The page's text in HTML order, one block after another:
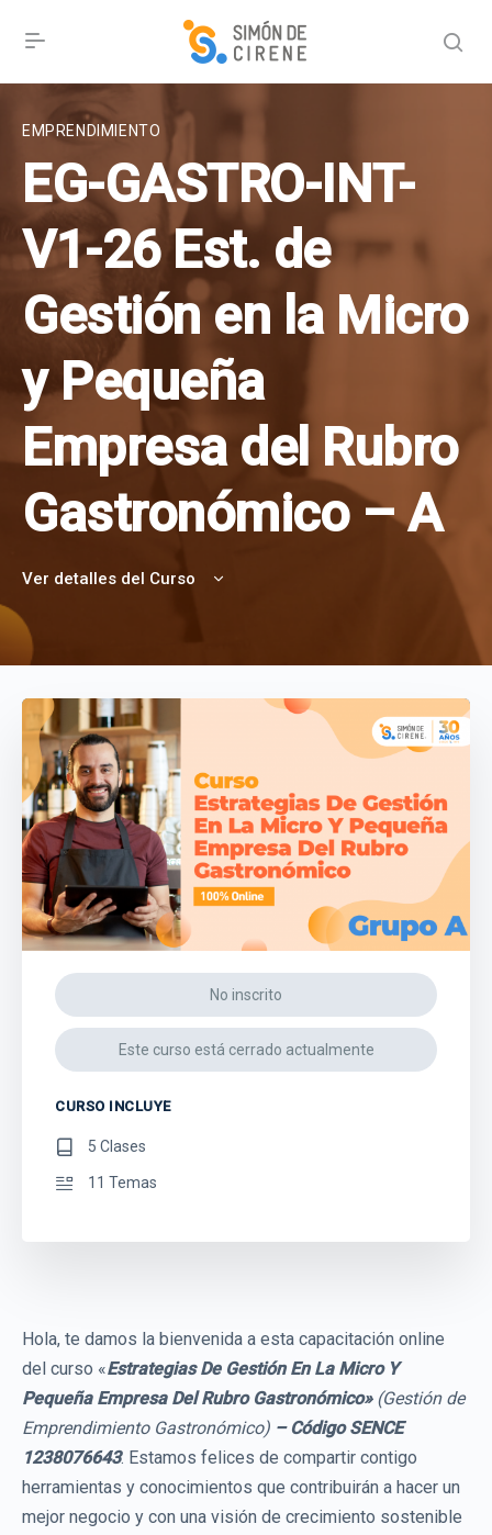
EMPRENDIMIENTO
EG-GASTRO-INT-
V1-26 Est. de
Gestión en la Micro
y Pequeña
Empresa del Rubro
Gastronómico – A
Ver detalles del Curso
Hola, te damos la bienvenida a esta capacitación online
del curso «Estrategias De Gestión En La Micro Y
Pequeña Empresa Del Rubro Gastronómico» (Gestión de
Emprendimiento Gastronómico) – Código SENCE
1238076643. Estamos felices de compartir contigo
herramientas y conocimientos que contribuirán a hacer un
mejor negocio y con una visión de crecimiento sostenible
No inscrito
Este curso está cerrado actualmente
CURSO INCLUYE
5 Clases
11 Temas